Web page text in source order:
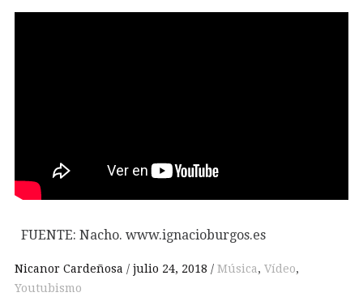
FUENTE: Nacho. www.ignacioburgos.es
Nicanor Cardeñosa julio 24, 2018 Música, Vídeo,
Youtubismo